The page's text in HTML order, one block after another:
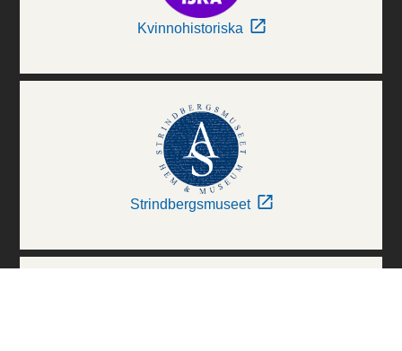
Kvinnohistoriska
Strindbergsmuseet